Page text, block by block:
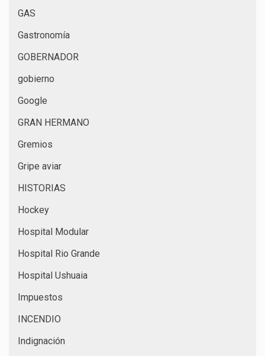
GAS
Gastronomía
GOBERNADOR
gobierno
Google
GRAN HERMANO
Gremios
Gripe aviar
HISTORIAS
Hockey
Hospital Modular
Hospital Rio Grande
Hospital Ushuaia
Impuestos
INCENDIO
Indignación